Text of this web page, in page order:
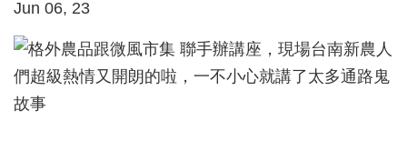
Jun 06, 23